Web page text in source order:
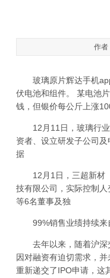
作
玻璃原片辉达手机
伏电池和组件。 某电池
钱，但银价每公斤上涨
12月11日，玻璃行业
资者、设立研发子公司
据
12月1日，三超新材（
技有限公司，实际控制
等6名董事及独
99%销售业绩持续来
去年以来，随着沪深
因对融资有迫切需求，
重新递交了IPO申请，这